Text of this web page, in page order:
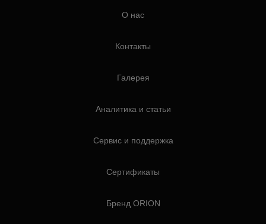
О нас
Контакты
Галерея
Аналитика и статьи
Сервис и поддержка
Сертификаты
Бренд ORION